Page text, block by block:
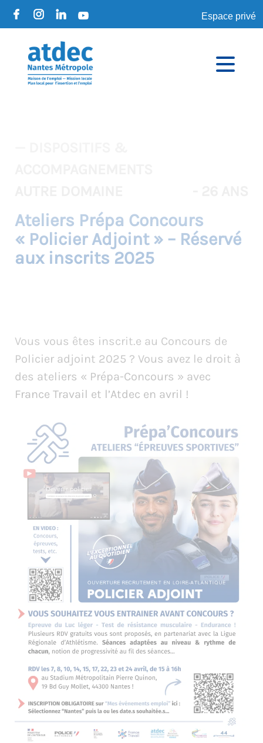
Espace privé
Ateliers Prépa Concours
« Policier Adjoint » – Réservé
aux inscrits 2025
Vous vous êtes inscrit.e au Concours de
Policier adjoint 2025 ? Vous avez le droit à
des ateliers « Prépa-Concours » avec
France Travail et l’Atdec en avril !